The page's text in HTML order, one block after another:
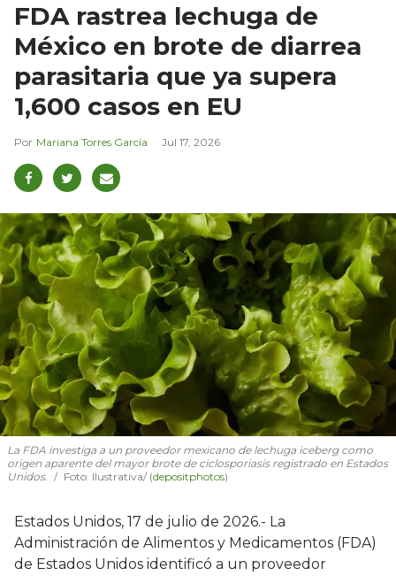
FDA rastrea lechuga de
México en brote de diarrea
parasitaria que ya supera
1,600 casos en EU
Mariana Torres García Jul 17, 2026
La FDA investiga a un proveedor mexicano de lechuga iceberg como
origen aparente del mayor brote de ciclosporiasis registrado en Estados
Unidos.
Foto: Ilustrativa/ (depositphotos)
Estados Unidos, 17 de julio de 2026.- La
Administración de Alimentos y Medicamentos (FDA)
de Estados Unidos identificó a un proveedor